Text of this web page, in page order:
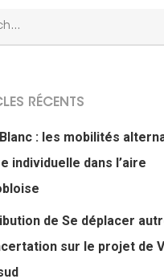
RÉCENTS
: les mobilités
individuelle dans l’aire
de Se déplacer
sur le projet de